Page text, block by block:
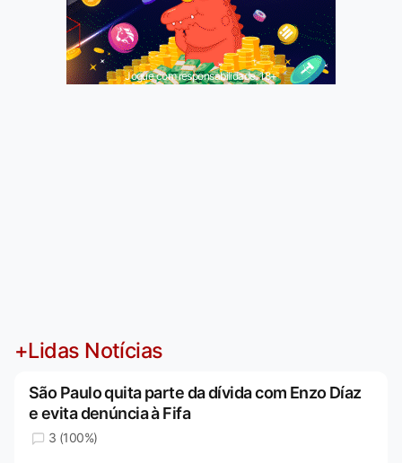
Jogue com responsabilidade. 18+
+Lidas Notícias
São Paulo quita parte da dívida com Enzo Díaz
e evita denúncia à Fifa
3 (100%)